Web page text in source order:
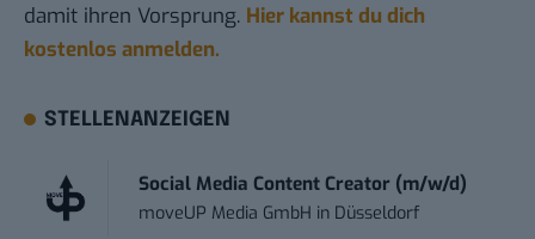
damit ihren Vorsprung. Hier kannst du dich
kostenlos anmelden.
STELLENANZEIGEN
Social Media Content Creator (m/w/d)
moveUP Media GmbH in Düsseldorf